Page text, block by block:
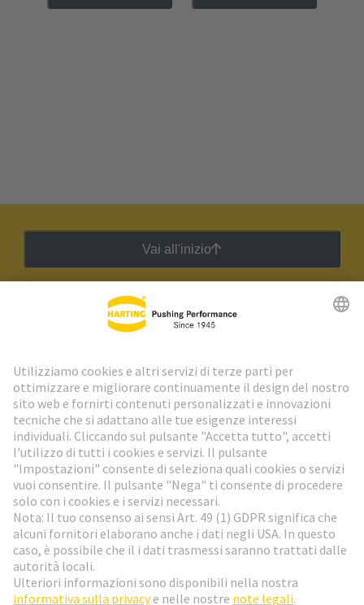
Vai all'inizio
Newsletter HARTING
Vai al registrazione
Social Media
Italia Italiano